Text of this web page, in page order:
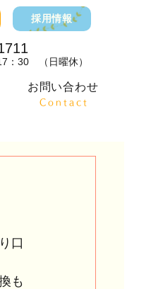
採用情報
：30 （日曜休）
お問い合わせ
​Contact
口
も